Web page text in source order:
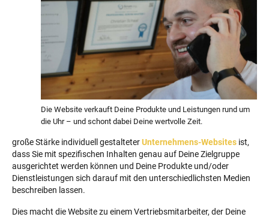
Die Website verkauft Deine Produkte und Leistungen rund um
die Uhr – und schont dabei Deine wertvolle Zeit.
große Stärke individuell gestalteterUnternehmens-Websites ist,
dass Sie mit spezifischen Inhalten genau auf Deine Zielgruppe
ausgerichtet werden können und Deine Produkte und/oder
Dienstleistungen sich darauf mit den unterschiedlichsten Medien
beschreiben lassen.
Dies macht die Website zu einem Vertriebsmitarbeiter, der Deine